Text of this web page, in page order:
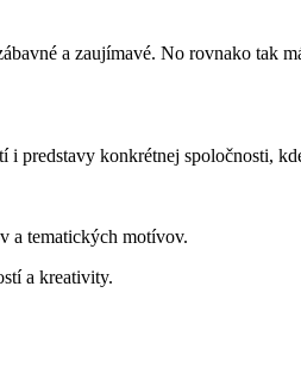
a zaujímavé. No rovnako tak
predstavy konkrétnej spoločnosti,
a tematických motívov.
a kreativity.